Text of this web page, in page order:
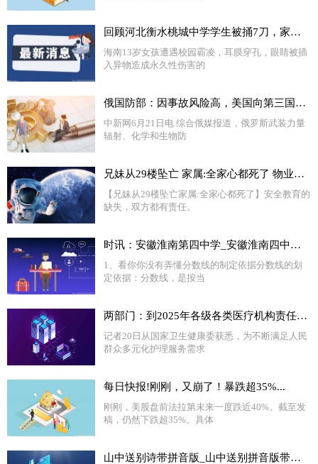
回顾河北衡水桃城中学学生被捅7刀，家属拉横幅控诉：这简直是谋杀-世界快播报
海南13岁女孩遭遇校园霸凌，耳膜穿孔，眼睛被插
入异物造成永久性伤害的
俄国防部：因事故风险高，美国向第三国转移生物实验室
中新网6月21日电 综合俄媒报道，俄罗斯武装力量
辐射、化学和生物防
兄妹从29楼坠亡 家属:全家心都死了 物业撇清关系令人恼火！！
【兄妹从29楼坠亡家属:全家心都死了】安全教育的
缺失，双方都有责任。
时讯：安徽淮南第四中学_安徽淮南四中官网
1、看你你没有弄懂分数线的制定依据分数线的划
定依据：分数线，是按当
两部门：到2025年各级各类医疗机构责任制整体护理覆盖全院100%病区
记者20日从国家卫生健康委获悉，为不断满足人民
群众多元化护理服务需求
每日快报!刚刚，又崩了！暴跌超35%...
刚刚，美股盘前法拉第未来一度跌近40%。截至发
稿，仍然下跌超35%。具体
山中送别诗带拼音版_山中送别拼音版带拼音 天天新要闻